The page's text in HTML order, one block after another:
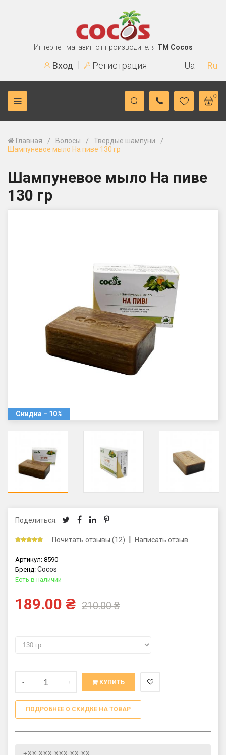
Интернет магазин от производителя TM Cocos
Вход Регистрация Ua Ru
0
Главная / Волосы / Твердые шампуни /
Шампуневое мыло На пиве 130 гр
Шампуневое мыло На пиве
130 гр
Скидка − 10%
Поделиться:
Почитать отзывы (12) | Написать отзыв
Артикул: 8590
Бренд: Cocos
Есть в наличии
189.00 ₴ 210.00₴
- + КУПИТЬ
ПОДРОБНЕЕ О СКИДКЕ НА ТОВАР